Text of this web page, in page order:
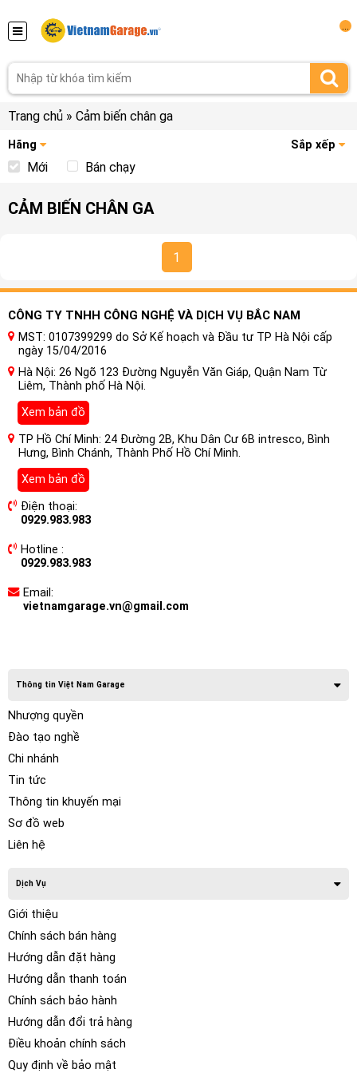
Trang chủ » Cảm biến chân ga
Hãng Sắp xếp
Mới Bán chạy
CẢM BIẾN CHÂN GA
1
CÔNG TY TNHH CÔNG NGHỆ VÀ DỊCH VỤ BẮC NAM
MST: 0107399299 do Sở Kế hoạch và Đầu tư TP Hà Nội cấp
ngày 15/04/2016
Hà Nội: 26 Ngõ 123 Đường Nguyễn Văn Giáp, Quận Nam Từ
Liêm, Thành phố Hà Nội.
Xem bản đồ
TP Hồ Chí Minh: 24 Đường 2B, Khu Dân Cư 6B intresco, Bình
Hưng, Bình Chánh, Thành Phố Hồ Chí Minh.
Xem bản đồ
Điện thoại:
0929.983.983
Hotline :
0929.983.983
Email:
vietnamgarage.vn@gmail.com
Thông tin Việt Nam Garage
Nhượng quyền
Đào tạo nghề
Chi nhánh
Tin tức
Thông tin khuyến mại
Sơ đồ web
Liên hệ
Dịch Vụ
Giới thiệu
Chính sách bán hàng
Hướng dẫn đặt hàng
Hướng dẫn thanh toán
Chính sách bảo hành
Hướng dẫn đổi trả hàng
Điều khoản chính sách
Quy định về bảo mật